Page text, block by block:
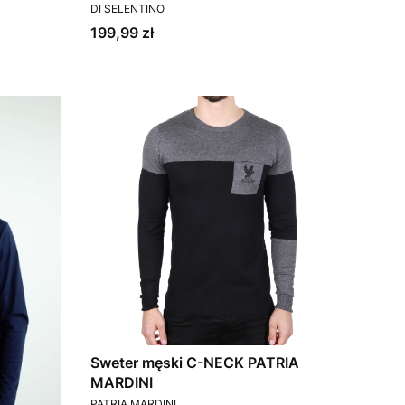
PRODUCENT
DI SELENTINO
Cena
199,99 zł
Sweter męski C-NECK PATRIA
MARDINI
PRODUCENT